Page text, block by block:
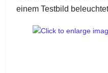
einem Testbild